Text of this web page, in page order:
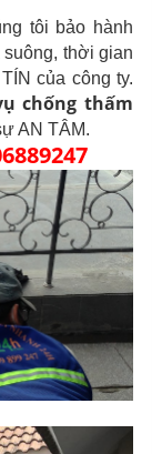
tôi bảo hành
thời gian
của công ty.
chống thấm
AN TÂM.